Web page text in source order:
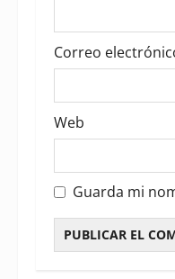
Correo
Web
Guarda mi